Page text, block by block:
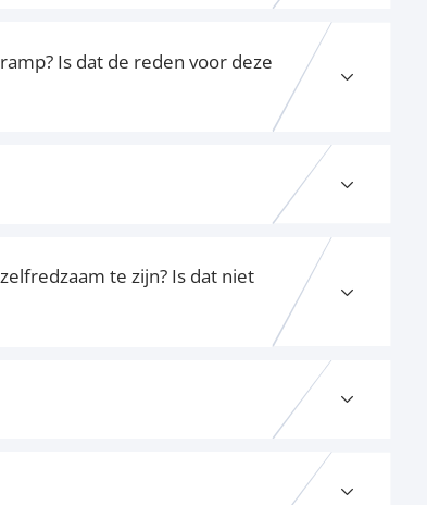
Is dat de reden voor deze
te zijn? Is dat niet